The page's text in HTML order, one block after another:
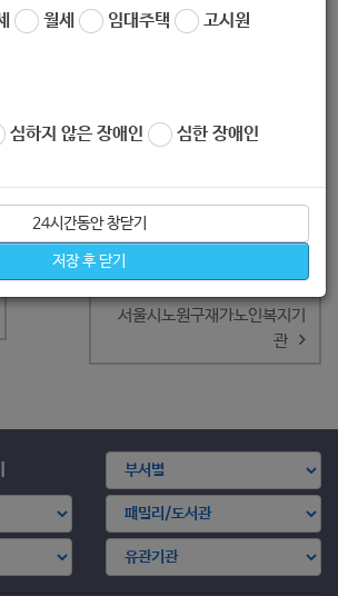
월세 임대주택
고시원
심하지 않은 장애인 심한 장애인
24시간동안 창닫기
저장 후 닫기
서울시노원구재가노인복지기
관